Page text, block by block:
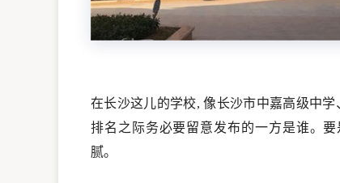
在长沙这儿的学校, 像长沙市中嘉高级中
排名之际务必要留意发布的一方是谁。
腻。